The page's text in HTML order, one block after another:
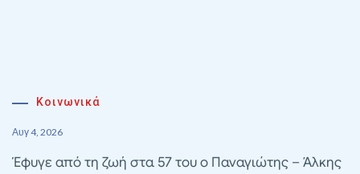
Κοινωνικά
Αυγ 4, 2026
Έφυγε από τη ζωή στα 57 του ο Παναγιώτης – Άλκης